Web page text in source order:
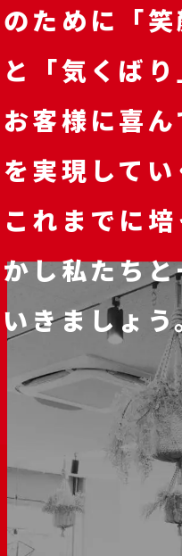
ために「笑
「気くばり
客様に喜
実現してい
れまでに培
し私たち
きましょう